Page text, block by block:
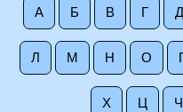
А Б В Г Д
Л М Н О
Х Ц Ч